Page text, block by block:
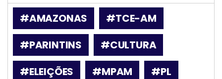
#AMAZONAS
#TCE-AM
#PARINTINS
#CULTURA
#ELEIÇÕES
#MPAM
#PL